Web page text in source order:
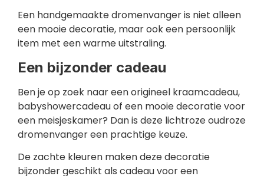
Een handgemaakte dromenvanger is niet alleen
een mooie decoratie, maar ook een persoonlijk
item met een warme uitstraling.
Een bijzonder cadeau
Ben je op zoek naar een origineel kraamcadeau,
babyshowercadeau of een mooie decoratie voor
een meisjeskamer? Dan is deze lichtroze oudroze
dromenvanger een prachtige keuze.
De zachte kleuren maken deze decoratie
bijzonder geschikt als cadeau voor een